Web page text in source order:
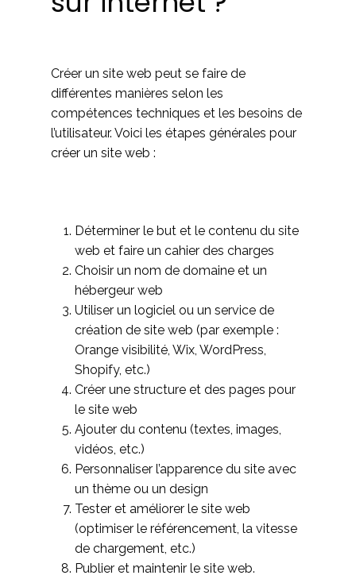
Créer un site web peut se faire de
différentes manières selon les
compétences techniques et les besoins de
l’utilisateur. Voici les étapes générales pour
créer un site web :
Déterminer le but et le contenu du site
web et faire un cahier des charges
Choisir un nom de domaine et un
hébergeur web
Utiliser un logiciel ou un service de
création de site web (par exemple :
Orange visibilité, Wix, WordPress,
Shopify, etc.)
Créer une structure et des pages pour
le site web
Ajouter du contenu (textes, images,
vidéos, etc.)
Personnaliser l’apparence du site avec
un thème ou un design
Tester et améliorer le site web
(optimiser le référencement, la vitesse
de chargement, etc.)
Publier et maintenir le site web.